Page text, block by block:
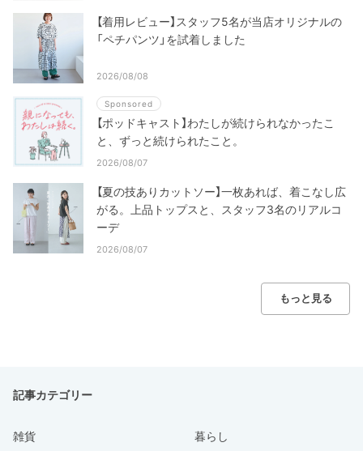
【着用レビュー】スタッフ5名が当店オリジナルの
「ペチパンツ」を試着しました
2026/08/08
Sponsored
【ポッドキャスト】わたしが続けられなかったこ
と、ずっと続けられたこと。
2026/08/07
【夏の技ありカットソー】一枚あれば、着こなし広
がる。上品トップスと、スタッフ3名のリアルコ
ーデ
2026/08/07
もっと見る
記事カテゴリー
雑貨 暮らし